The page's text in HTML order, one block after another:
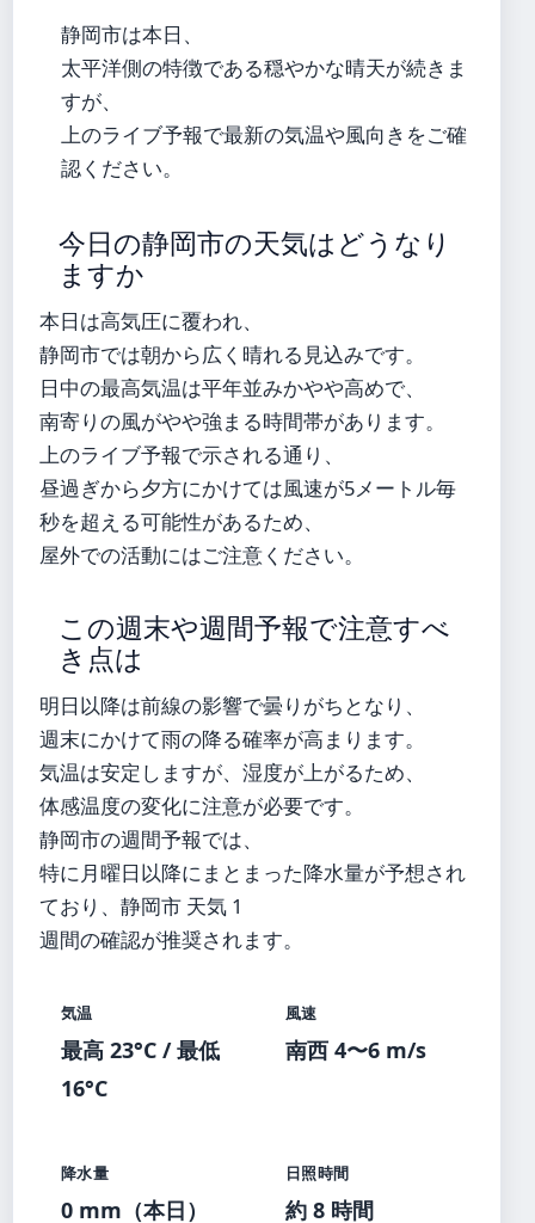
静岡市は本日、
太平洋側の特徴である穏やかな晴天が続きま
すが、
上のライブ予報で最新の気温や風向きをご確
認ください。
今日の静岡市の天気はどうなり
ますか
本日は高気圧に覆われ、
静岡市では朝から広く晴れる見込みです。
日中の最高気温は平年並みかやや高めで、
南寄りの風がやや強まる時間帯があります。
上のライブ予報で示される通り、
昼過ぎから夕方にかけては風速が5メートル毎
秒を超える可能性があるため、
屋外での活動にはご注意ください。
この週末や週間予報で注意すべ
き点は
明日以降は前線の影響で曇りがちとなり、
週末にかけて雨の降る確率が高まります。
気温は安定しますが、湿度が上がるため、
体感温度の変化に注意が必要です。
静岡市の週間予報では、
特に月曜日以降にまとまった降水量が予想され
ており、静岡市 天気 1
週間の確認が推奨されます。
気温
最高 23°C / 最低
16°C
風速
南西 4〜6 m/s
降水量
0 mm（本日）
日照時間
約 8 時間